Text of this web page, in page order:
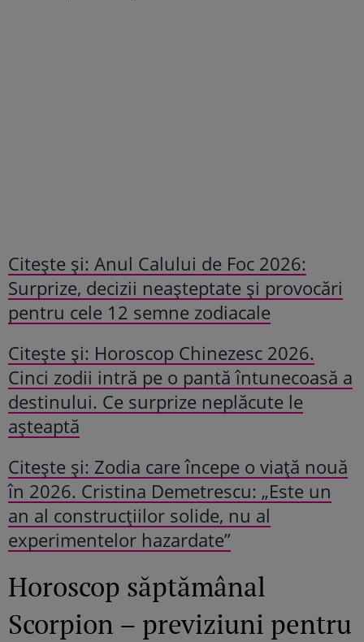
Citeşte şi: Anul Calului de Foc 2026:
Surprize, decizii neașteptate și provocări
pentru cele 12 semne zodiacale
Citeşte şi: Horoscop Chinezesc 2026.
Cinci zodii intră pe o pantă întunecoasă a
destinului. Ce surprize neplăcute le
așteaptă
Citeşte şi: Zodia care începe o viață nouă
în 2026. Cristina Demetrescu: „Este un
an al construcțiilor solide, nu al
experimentelor hazardate”
Horoscop săptămânal
Scorpion – previziuni pentru